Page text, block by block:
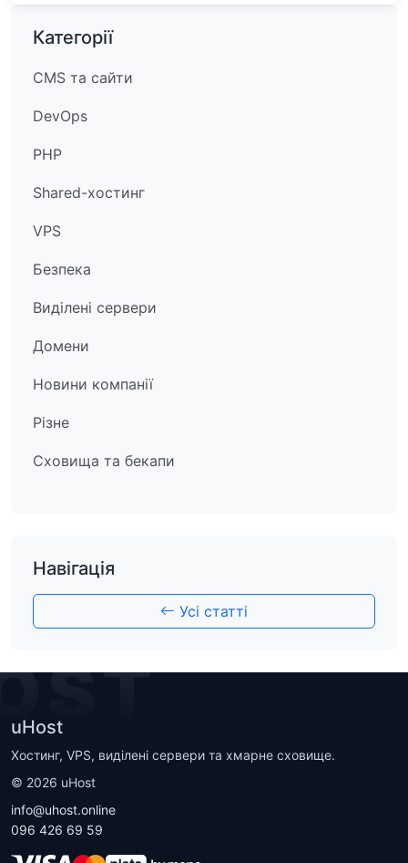
Категорії
CMS та сайти
DevOps
PHP
Shared-хостинг
VPS
Безпека
Виділені сервери
Домени
Новини компанії
Різне
Сховища та бекапи
Навігація
Усі статті
uHost
Хостинг, VPS, виділені сервери та хмарне сховище.
© 2026 uHost
info@uhost.online
096 426 69 59